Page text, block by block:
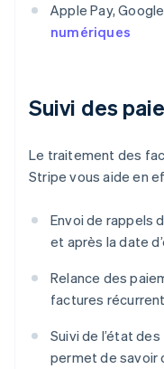
Apple Pay,
numériques
Suivi des
Le traitement des
Stripe vous aide en
Envoi de rappels
et après la date
Relance des
factures
Suivi de l’état
permet de savoir